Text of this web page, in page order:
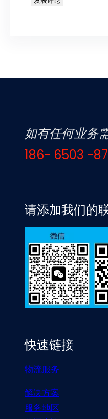
如有任何业务
186- 6503 -
请添加我们的
快速链接
物流服务
解决方案
服务地区